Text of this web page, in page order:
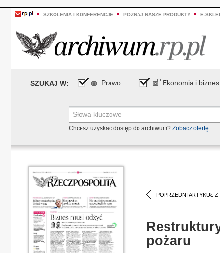
SZKOLENIA I KONFERENCJE POZNAJ NASZE PRODUKTY E-
SZUKAJ W: Prawo Ekonomia i biznes
Chcesz uzyskać dostęp do archiwum? Zobacz ofertę
POPRZEDNI ARTYKUŁ Z
pożaru